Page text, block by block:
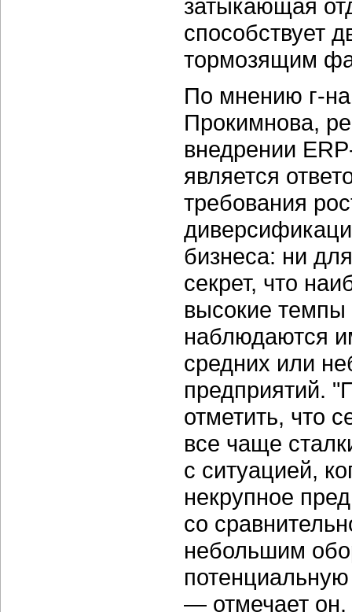
затыкающая
способствует
тормозящим
По мнению г-на
Прокимнова,
внедрении
является
требования
бизнеса: ни
секрет, что
высокие темпы
наблюдаются
средних или
предприятий.
отметить, что
все чаще
с ситуацией,
некрупное
со
небольшим
— отмечает